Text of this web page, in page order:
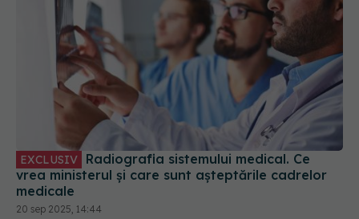
EXCLUSIV
vrea ministerul și care sunt așteptările cadrelor
medicale
20 sep 2025, 14:44